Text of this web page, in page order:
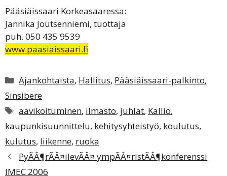
Pääsiäissaari Korkeasaaressa:
Jannika Joutsenniemi, tuottaja
puh. 050 435 9539
www.paasiaissaari.fi
Kategoriat
Ajankohtaista, Hallitus, Pääsiäissaari-palkinto,
Sinsibere
Avainsanat
aavikoituminen, ilmasto, juhlat, Kallio,
kaupunkisuunnittelu, kehitysyhteistyö, koulutus,
kulutus, liikenne, ruoka
PyÃÂ¶rÃÂ¤ilevÃÂ¤ ympÃÂ¤ristÃÂ¶konferenssi
IMEC 2006